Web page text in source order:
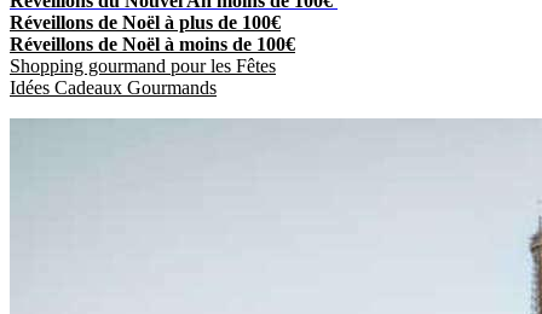
Réveillons de Noël à plus de 100€
Réveillons de Noël à moins de 100€
Shopping gourmand pour les Fêtes
Idées Cadeaux Gourmands